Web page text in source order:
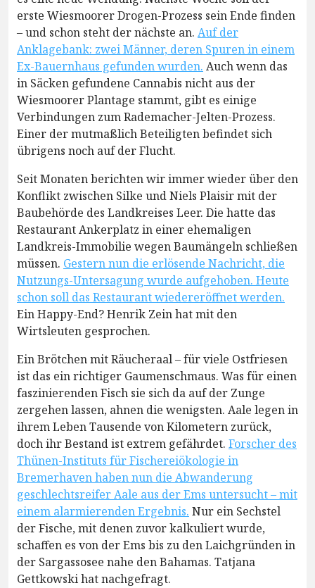
erste Wiesmoorer Drogen-Prozess sein Ende finden
– und schon steht der nächste an. Auf der
Anklagebank: zwei Männer, deren Spuren in einem
Ex-Bauernhaus gefunden wurden. Auch wenn das
in Säcken gefundene Cannabis nicht aus der
Wiesmoorer Plantage stammt, gibt es einige
Verbindungen zum Rademacher-Jelten-Prozess.
Einer der mutmaßlich Beteiligten befindet sich
übrigens noch auf der Flucht.
Seit Monaten berichten wir immer wieder über den
Konflikt zwischen Silke und Niels Plaisir mit der
Baubehörde des Landkreises Leer. Die hatte das
Restaurant Ankerplatz in einer ehemaligen
Landkreis-Immobilie wegen Baumängeln schließen
müssen. Gestern nun die erlösende Nachricht, die
Nutzungs-Untersagung wurde aufgehoben. Heute
schon soll das Restaurant wiedereröffnet werden.
Ein Happy-End? Henrik Zein hat mit den
Wirtsleuten gesprochen.
Ein Brötchen mit Räucheraal – für viele Ostfriesen
ist das ein richtiger Gaumenschmaus. Was für einen
faszinierenden Fisch sie sich da auf der Zunge
zergehen lassen, ahnen die wenigsten. Aale legen in
ihrem Leben Tausende von Kilometern zurück,
doch ihr Bestand ist extrem gefährdet. Forscher des
Thünen-Instituts für Fischereiökologie in
Bremerhaven haben nun die Abwanderung
geschlechtsreifer Aale aus der Ems untersucht – mit
einem alarmierenden Ergebnis. Nur ein Sechstel
der Fische, mit denen zuvor kalkuliert wurde,
schaffen es von der Ems bis zu den Laichgründen in
der Sargassosee nahe den Bahamas. Tatjana
Gettkowski hat nachgefragt.